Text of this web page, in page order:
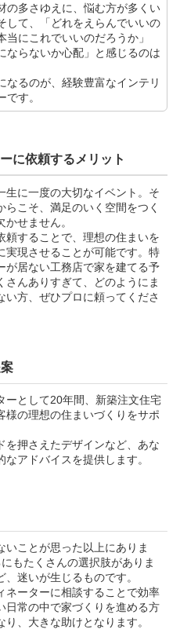
の多さゆえに、悩む方が多くい
して、「どれをえらんでいいの
当にこれでいいのだろうか」
ならないか心配」と感じるのは
なるのが、経験豊富なインテリ
す。
に依頼するメリット
生に一度の大切なイベント。そ
こそ、満足のいく空間をつく
せません。
頼することで、理想の住まいを
実現させることが可能です。特
が居ない工務店で家を建てる予
んありすぎて、どのようにま
い方、ぜひプロに頼ってくださ
ーとして20年間、新築注文住宅
様の理想の住まいづくりをサポ
を押さえたデザインなど、あな
アドバイスを提供します。
ことが思った以上にありま
もたくさんの選択肢がありま
迷いが生じるものです。
ネーターに相談することで効率
日常の中で家づくりを進める方
、大きな助けとなります。